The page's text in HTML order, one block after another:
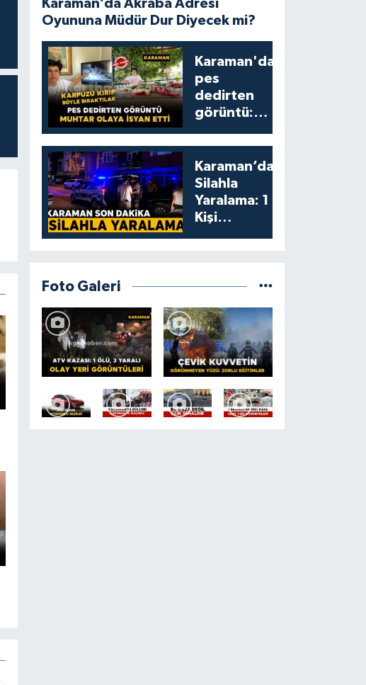
Karaman’da Akraba Adresi
Oyununa Müdür Dur Diyecek mi?
Karaman'da
pes
dedirten
görüntü:
yumruklayıp
yediler,
artıklarını
kamelyada
bıraktılar
Karaman’da
Silahla
Yaralama: 1
Kişi
Foto Galeri